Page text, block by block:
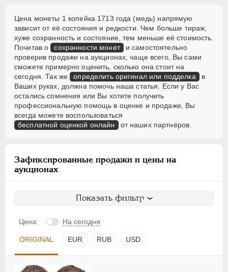
Цена монеты 1 копейка 1713 года (медь) напрямую
зависит от её состояния и редкости. Чем больше тираж,
хуже сохранность и состояние, тем меньше её стоимость.
Почитав о сохранности монет и самостоятельно
проверив продажи на аукционах, чаще всего, Вы сами
сможете примерно оценить, сколько она стоит на
сегодня. Так же определить оригинал или подделка в
Ваших руках, должна помочь наша статья. Если у Вас
остались сомнения или Вы хотите получить
профессиональную помощь в оценке и продаже, Вы
всегда можете воспользоваться
бесплатной оценкой онлайн от наших партнёров.
Зафиксированные продажи и цены на
аукционах
Показать фильтр
Цена: На сегодня
ORIGINAL EUR RUB USD